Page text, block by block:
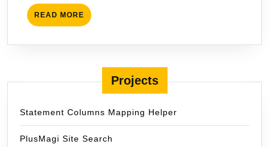
READ MORE READ
MORE
Projects
Statement Columns Mapping Helper
PlusMagi Site Search